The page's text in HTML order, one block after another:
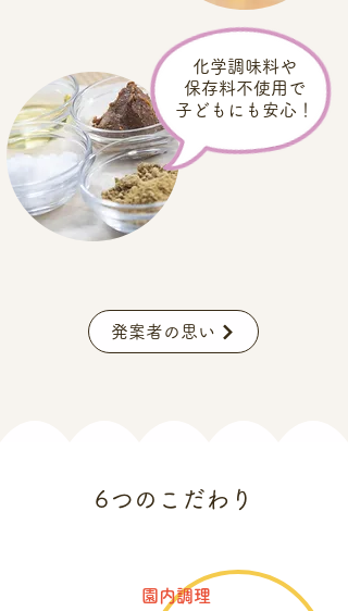
​化学調味料や
保存料不使用で
子どもにも安心！
発案者の思い
6 つのこだわり
​園内調理​